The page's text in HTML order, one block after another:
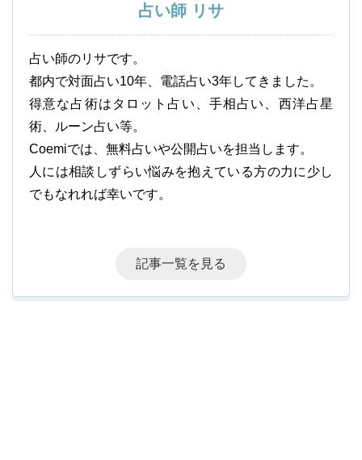
占い師 リサ
占い師のリサです。
都内で対面占い10年、電話占い3年してきました。
得意な占術はタロット占い、手相占い、西洋占星
術、ルーン占い等。
Coemiでは、無料占いや公開占いを担当します。
人には相談しずらい悩みを抱えている方の力に少し
でもなれれば幸いです。
記事一覧を見る